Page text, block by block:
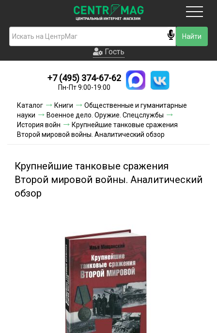
Гость
Новинки
Условия доставки
Условия оплаты
Акции и скидки
Гость
+7 (495) 374-67-62
Пн-Пт 9:00-19:00
Каталог Книги
Общественные и гуманитарные
науки
Военное дело. Оружие. Спецслужбы
История войн
Крупнейшие танковые сражения
Второй мировой войны. Аналитический обзор
Крупнейшие танковые сражения
Второй мировой войны. Аналитический
обзор